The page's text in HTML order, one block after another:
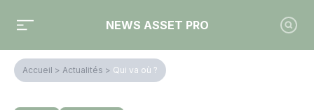
NEWS ASSET PRO
Accueil > Actualités > Qui va où ?